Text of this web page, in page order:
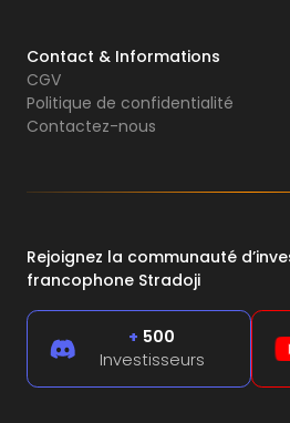
Contact & Informations
CGV
Politique de confidentialité
Contactez-nous
Rejoignez la communauté
francophone Stradoji
+ 500
Investisseurs